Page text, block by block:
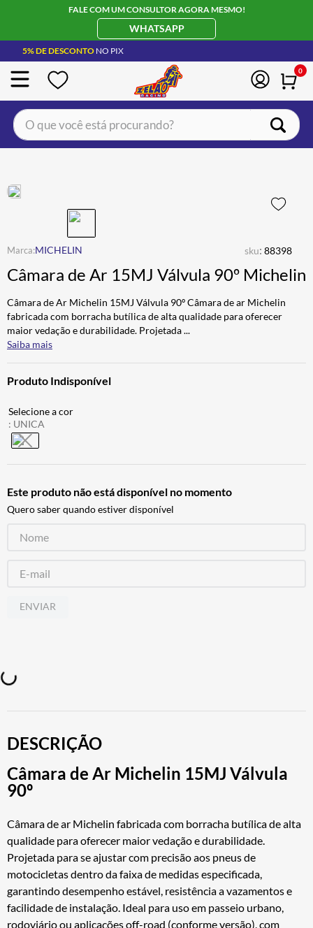
FALE COM UM CONSULTOR AGORA MESMO!
WHATSAPP
5% DE DESCONTO NO PIX
0
O que você está procurando?
MICHELIN sku: 88398
Câmara de Ar 15MJ Válvula 90º Michelin
Câmara de Ar Michelin 15MJ Válvula 90º Câmara de ar Michelin
fabricada com borracha butílica de alta qualidade para oferecer
maior vedação e durabilidade. Projetada...
Saiba mais
Produto Indisponível
: UNICA
Este produto não está disponível no momento
Quero saber quando estiver disponível
ENVIAR
DESCRIÇÃO
Câmara de Ar Michelin 15MJ Válvula
90º
Câmara de ar Michelin fabricada com borracha butílica de alta
qualidade para oferecer maior vedação e durabilidade.
Projetada para se ajustar com precisão aos pneus de
motocicletas dentro da faixa de medidas especificada,
garantindo desempenho estável, resistência a vazamentos e
facilidade de instalação. Ideal para uso em passeio urbano,
rodoviário ou aplicações off-road (conforme versão), com
JAQUETA
4º ÓCULOS SOLAR
5º LUVA
6º ALPINESTAR
7º BAU
8º CALÇA